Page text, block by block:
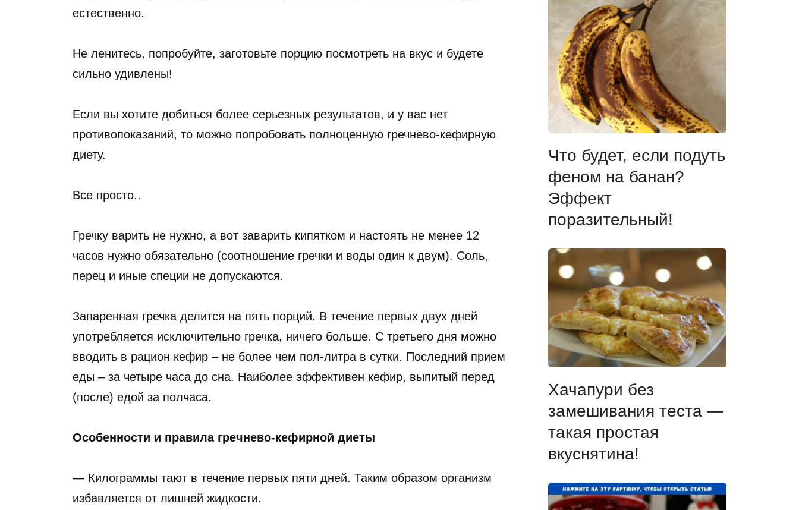
естественно.
Не ленитесь, попробуйте, заготовьте порцию посмотреть на вкус и будете
сильно удивлены!
Если вы хотите добиться более серьезных результатов, и у вас нет
противопоказаний, то можно попробовать полноценную гречнево-кефирную
диету.
Все просто..
Гречку варить не нужно, а вот заварить кипятком и настоять не менее 12
часов нужно обязательно (соотношение гречки и воды один к двум). Соль,
перец и иные специи не допускаются.
Запаренная гречка делится на пять порций. В течение первых двух дней
употребляется исключительно гречка, ничего больше. С третьего дня можно
вводить в рацион кефир – не более чем пол-литра в сутки. Последний прием
еды – за четыре часа до сна. Наиболее эффективен кефир, выпитый перед
(после) едой за полчаса.
Особенности и правила гречнево-кефирной диеты
— Килограммы тают в течение первых пяти дней. Таким образом организм
избавляется от лишней жидкости.
Что будет, если подуть
феном на банан?
Эффект
поразительный!
Хачапури без
замешивания теста —
такая простая
вкуснятина!